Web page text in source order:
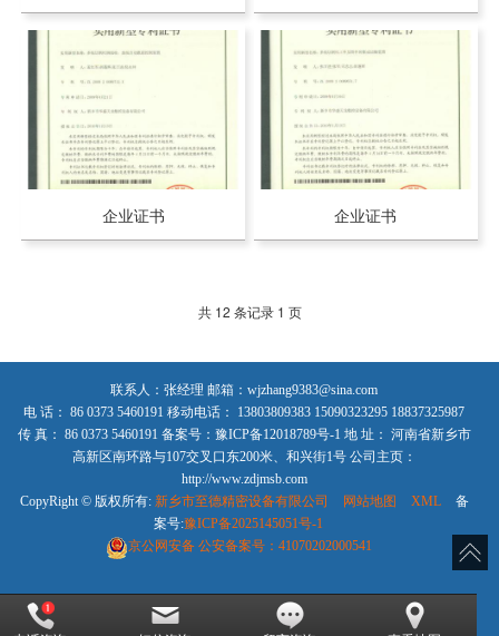
企业证书 企业证书
共 12 条记录 1 页
联系人：张经理 邮箱：wjzhang9383@sina.com
电 话： 86 0373 5460191 移动电话： 13803809383 15090323295 18837325987
传 真： 86 0373 5460191 备案号：豫ICP备12018789号-1 地 址： 河南省新乡市
高新区南环路与107交叉口东200米、和兴街1号 公司主页：
http://www.zdjmsb.com
CopyRight © 版权所有: 新乡市至德精密设备有限公司 网站地图 XML
备
案号:豫ICP备2025145051号-1
京公网安备公安备案号：41070202000541